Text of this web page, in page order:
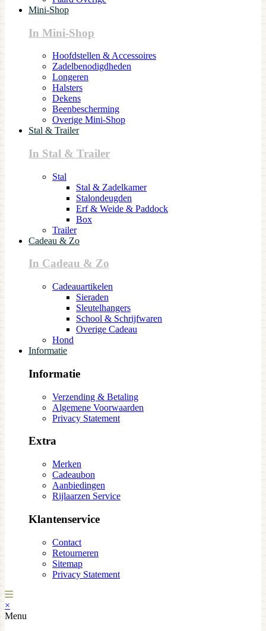
Mini-Shop
In Mini-Shop
Hoofdstellen & Accessoires
Zadelbenodigdheden
Longeren
Halsters
Dekens
Beenbescherming
Overige Mini-Shop
Stal & Trailer
In Stal & Trailer
Stal
Stal & Zadelkamer
Stalondeugden
Erf & Weide & Paddock
Box
Trailer
Cadeau & Zo
In Cadeau & Zo
Cadeauartikelen
Sieraden
Sleutelhangers
School & Schrijfwaren
Overige Cadeau
Hond
Informatie
Informatie
Verzending & Betaling
Algemene Voorwaarden
Privacy Statement
Extra
Merken
Cadeaubon
Aanbiedingen
Rijlaarzen Service
Klantenservice
Contact
Retourneren
Sitemap
Privacy Statement
×
Menu